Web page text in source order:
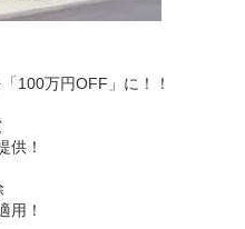
100万円OFF」に！！
供！
用！